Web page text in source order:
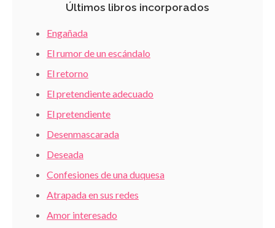
Últimos libros incorporados
Engañada
El rumor de un escándalo
El retorno
El pretendiente adecuado
El pretendiente
Desenmascarada
Deseada
Confesiones de una duquesa
Atrapada en sus redes
Amor interesado